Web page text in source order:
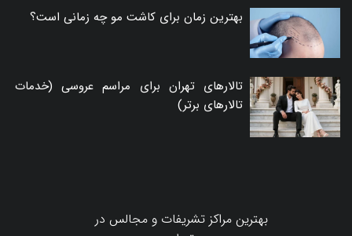
بهترین زمان برای کاشت مو چه زمانی است؟
تالارهای تهران برای مراسم عروسی (خدمات
تالارهای برتر)
بهترین مراکز تشریفات و مجالس در